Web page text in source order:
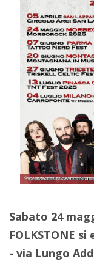
Sabato 24
FOLKSTONE si
- via Lungo